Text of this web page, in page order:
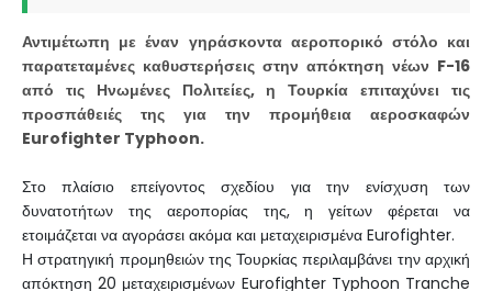
Αντιμέτωπη με έναν γηράσκοντα αεροπορικό στόλο και
παρατεταμένες καθυστερήσεις στην απόκτηση νέων F-16
από τις Ηνωμένες Πολιτείες, η Τουρκία επιταχύνει τις
προσπάθειές της για την προμήθεια αεροσκαφών
Eurofighter Typhoon.
Στο πλαίσιο επείγοντος σχεδίου για την ενίσχυση των
δυνατοτήτων της αεροπορίας της, η γείτων φέρεται να
ετοιμάζεται να αγοράσει ακόμα και μεταχειρισμένα Eurofighter.
Η στρατηγική προμηθειών της Τουρκίας περιλαμβάνει την αρχική
απόκτηση 20 μεταχειρισμένων Eurofighter Typhoon Tranche